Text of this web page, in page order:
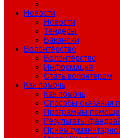
Новости
Новости
Тендеры
Вакансии
Волонтёрство
Волонтёрство
Информация
Стать волонтером
Как помочь
Как помочь
Способы оказания
Программы помощи
Результаты
Прием